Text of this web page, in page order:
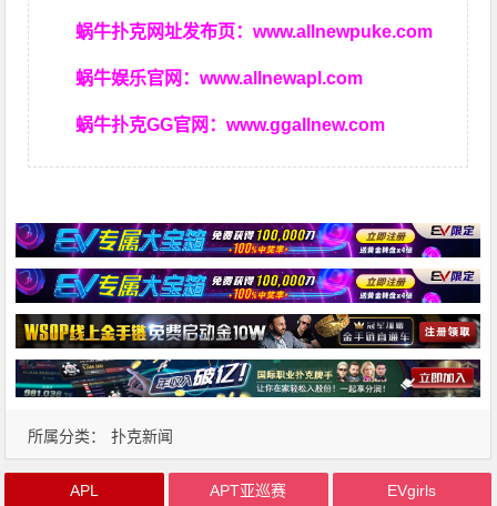
蜗牛扑克网址发布页：www.allnewpuke.com
蜗牛娱乐官网：www.allnewapl.com
蜗牛扑克GG官网：www.ggallnew.com
所属分类： 扑克新闻
APL APT亚巡赛 EVgirls